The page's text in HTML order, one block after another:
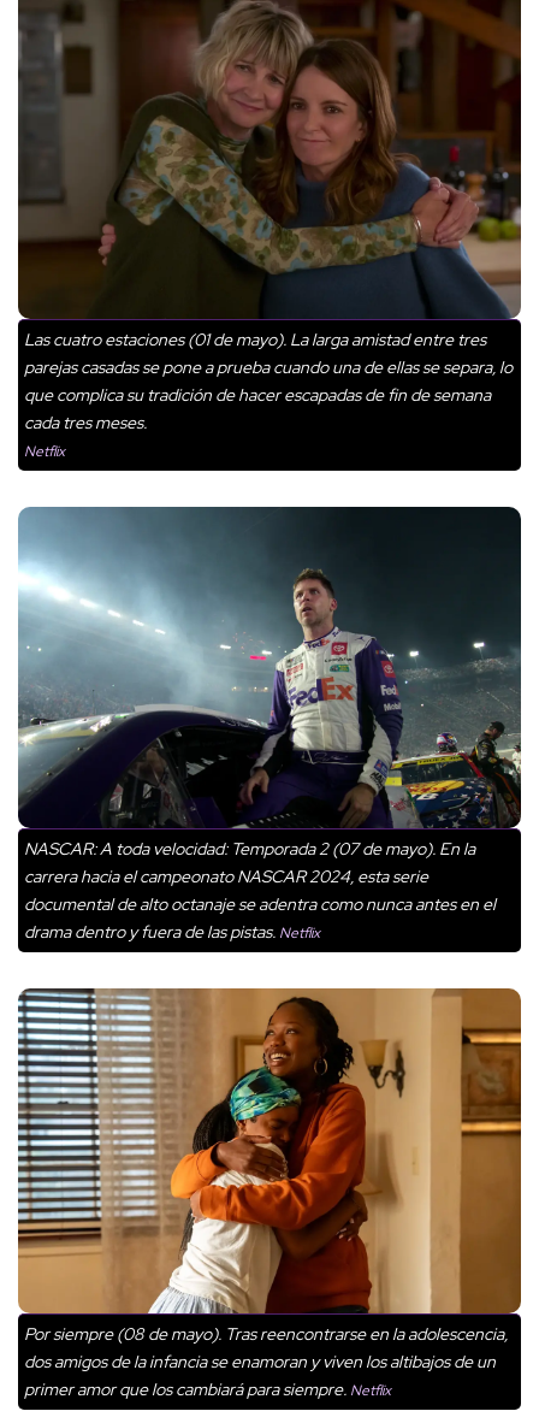
Las cuatro estaciones (01 de mayo). La larga amistad entre tres
parejas casadas se pone a prueba cuando una de ellas se separa, lo
que complica su tradición de hacer escapadas de fin de semana
cada tres meses.
Netflix
NASCAR: A toda velocidad: Temporada 2 (07 de mayo). En la
carrera hacia el campeonato NASCAR 2024, esta serie
documental de alto octanaje se adentra como nunca antes en el
drama dentro y fuera de las pistas. Netflix
Por siempre (08 de mayo). Tras reencontrarse en la adolescencia,
dos amigos de la infancia se enamoran y viven los altibajos de un
primer amor que los cambiará para siempre. Netflix